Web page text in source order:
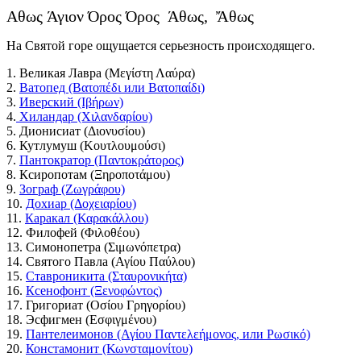
Аθως Άγιον Όρος Όρος Άθως, Ἄθως
На Святой горе ощущается серьезность происходящего.
1. Великая Лавра (Μεγίστη Λαύρα)
2. Ватопед (Βατοπέδι или Βατοπαίδι)
3. Иверский (Ιβήρων)
4. Хиландар (Χιλανδαρίου)
5. Дионисиат (Διονυσίου)
6. Кутлумуш (Κουτλουμούσι)
7. Пантократор (Παντοκράτορος)
8. Ксиропотам (Ξηροποτάμου)
9. Зограф (Ζωγράφου)
10. Дохиар (Δοχειαρίου)
11. Каракал (Καρακάλλου)
12. Филофей (Φιλοθέου)
13. Симонопетра (Σιμωνόπετρα)
14. Святого Павла (Αγίου Παύλου)
15. Ставроникита (Σταυρονικήτα)
16. Ксенофонт (Ξενοφώντος)
17. Григориат (Οσίου Γρηγορίου)
18. Эсфигмен (Εσφιγμένου)
19. Пантелеимонов (Αγίου Παντελεήμονος, или Ρωσικό)
20. Констамонит (Κωνσταμονίτου)